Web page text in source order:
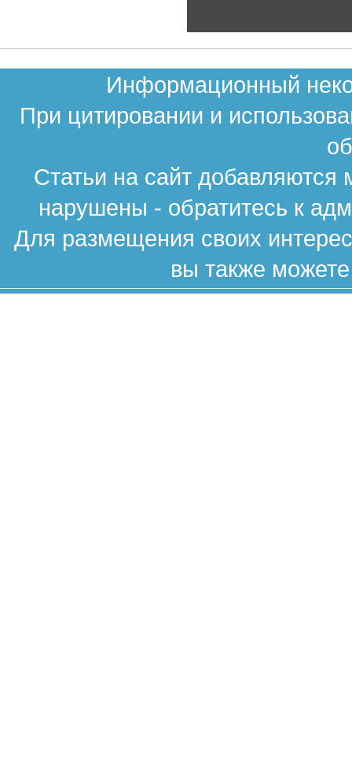
Информационный
При цитировании и
Статьи на сайт
нарушены - обратитесь к
Для размещения своих
вы также